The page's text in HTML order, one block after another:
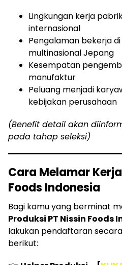
Lingkungan kerja
internasional
Pengalaman bekerja
multinasional Jepang
Kesempatan
manufaktur
Peluang menjadi
kebijakan perusahaan
(Benefit detail akan
pada tahap seleksi)
Cara Melamar
Foods Indonesia
Bagi kamu yang berminat
Produksi PT Nissin Foods
lakukan pendaftaran secara
berikut: